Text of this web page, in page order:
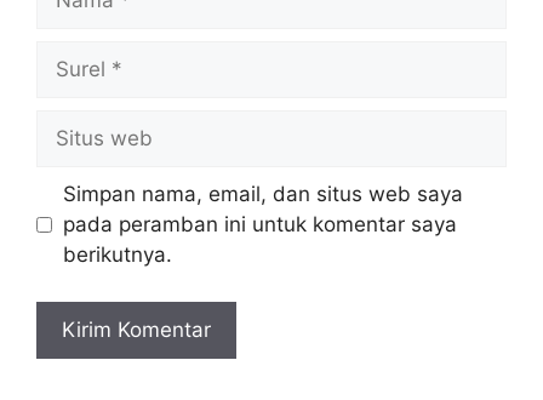
Surel
Situs
web
Simpan nama, email, dan situs web saya
pada peramban ini untuk komentar saya
berikutnya.